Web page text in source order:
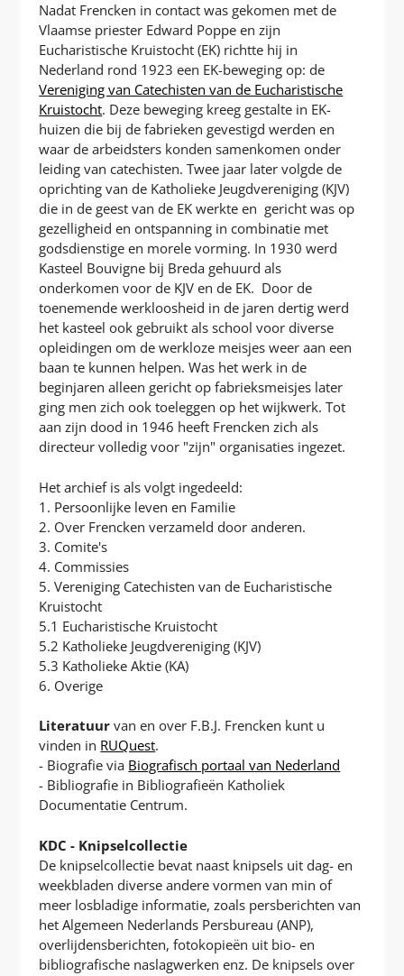
Nadat Frencken in contact was gekomen met de
Vlaamse priester Edward Poppe en zijn
Eucharistische Kruistocht (EK) richtte hij in
Nederland rond 1923 een EK-beweging op: de
Vereniging van Catechisten van de Eucharistische
Kruistocht. Deze beweging kreeg gestalte in EK-
huizen die bij de fabrieken gevestigd werden en
waar de arbeidsters konden samenkomen onder
leiding van catechisten. Twee jaar later volgde de
oprichting van de Katholieke Jeugdvereniging (KJV)
die in de geest van de EK werkte en gericht was op
gezelligheid en ontspanning in combinatie met
godsdienstige en morele vorming. In 1930 werd
Kasteel Bouvigne bij Breda gehuurd als
onderkomen voor de KJV en de EK. Door de
toenemende werkloosheid in de jaren dertig werd
het kasteel ook gebruikt als school voor diverse
opleidingen om de werkloze meisjes weer aan een
baan te kunnen helpen. Was het werk in de
beginjaren alleen gericht op fabrieksmeisjes later
ging men zich ook toeleggen op het wijkwerk. Tot
aan zijn dood in 1946 heeft Frencken zich als
directeur volledig voor "zijn" organisaties ingezet.
Het archief is als volgt ingedeeld:
1. Persoonlijke leven en Familie
2. Over Frencken verzameld door anderen.
3. Comite's
4. Commissies
5. Vereniging Catechisten van de Eucharistische
Kruistocht
5.1 Eucharistische Kruistocht
5.2 Katholieke Jeugdvereniging (KJV)
5.3 Katholieke Aktie (KA)
6. Overige
Literatuur van en over F.B.J. Frencken kunt u
vinden in RUQuest.
- Biografie via Biografisch portaal van Nederland
- Bibliografie in Bibliografieën Katholiek
Documentatie Centrum.
KDC - Knipselcollectie
De knipselcollectie bevat naast knipsels uit dag- en
weekbladen diverse andere vormen van min of
meer losbladige informatie, zoals persberichten van
het Algemeen Nederlands Persbureau (ANP),
overlijdensberichten, fotokopieën uit bio- en
bibliografische naslagwerken enz. De knipsels over